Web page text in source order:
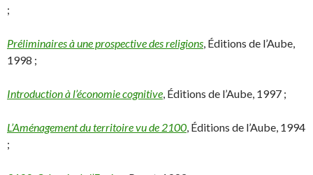
;
Préliminaires à une prospective des religions , Éditions de l’Aube,
1998 ;
Introduction à l’économie cognitive , Éditions de l’Aube, 1997 ;
L’Aménagement du territoire vu de 2100 , Éditions de l’Aube, 1994
;